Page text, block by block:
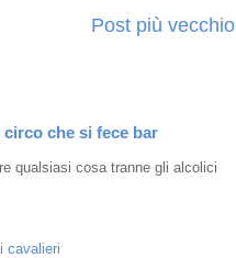
Post più vecchio
che si fece bar
qualsiasi cosa tranne gli alcolici
cavalieri